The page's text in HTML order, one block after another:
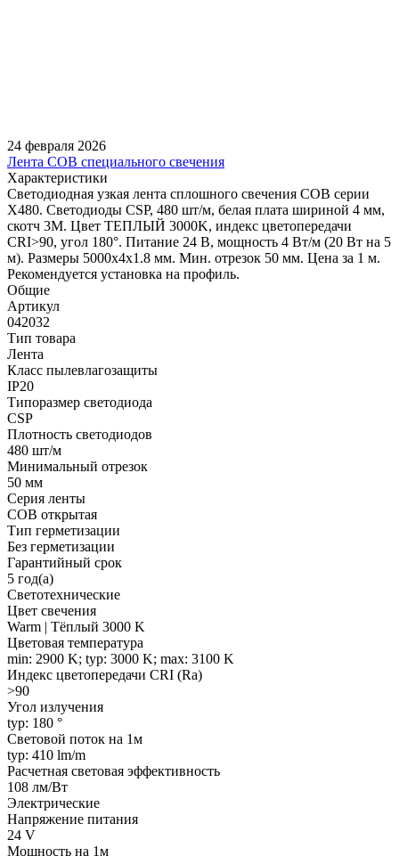
24 февраля 2026
Лента COB специального свечения
Характеристики
Светодиодная узкая лента сплошного свечения COB серии
X480. Светодиоды CSP, 480 шт/м, белая плата шириной 4 мм,
скотч 3M. Цвет ТЕПЛЫЙ 3000K, индекс цветопередачи
CRI>90, угол 180°. Питание 24 В, мощность 4 Вт/м (20 Вт на 5
м). Размеры 5000х4х1.8 мм. Мин. отрезок 50 мм. Цена за 1 м.
Рекомендуется установка на профиль.
Общие
Артикул
042032
Тип товара
Лента
Класс пылевлагозащиты
IP20
Типоразмер светодиода
CSP
Плотность светодиодов
480 шт/м
Минимальный отрезок
50 мм
Серия ленты
COB открытая
Тип герметизации
Без герметизации
Гарантийный срок
5 год(а)
Светотехнические
Цвет свечения
Warm | Тёплый 3000 K
Цветовая температура
min: 2900 K; typ: 3000 K; max: 3100 K
Индекс цветопередачи CRI (Ra)
>90
Угол излучения
typ: 180 °
Световой поток на 1м
typ: 410 lm/m
Расчетная световая эффективность
108 лм/Вт
Электрические
Напряжение питания
24 V
Мощность на 1м